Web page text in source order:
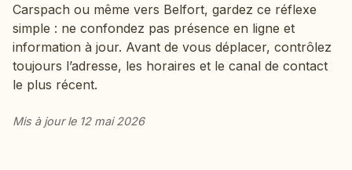
Carspach ou même vers Belfort, gardez ce réflexe
simple : ne confondez pas présence en ligne et
information à jour. Avant de vous déplacer, contrôlez
toujours l’adresse, les horaires et le canal de contact
le plus récent.
Mis à jour le 12 mai 2026